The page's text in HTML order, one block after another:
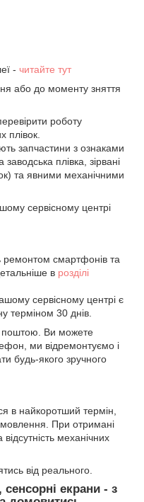
- читайте тут
або до моменту зняття
роботу
плівок.
запчастини з ознаками
плівка, зірвані
та явними механічними
сервісному центрі
смартфонів та
в розділі
сервісному центрі є
терміном 30 днів.
поштою. Ви можете
ми відремонтуємо і
будь-якого зручного
в найкоротший термін,
При отримані
механічних
від реального.
екрани - з